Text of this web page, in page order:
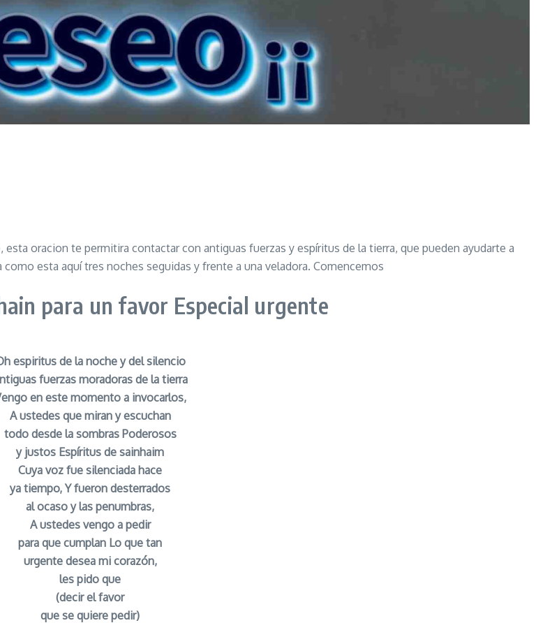
oracion te permitira contactar con antiguas fuerzas y espíritus de la tierra, que pueden ayudarte a
esta aquí tres noches seguidas y frente a una veladora. Comencemos
para un favor Especial urgente
espiritus de la noche y del silencio
fuerzas moradoras de la tierra
en este momento a invocarlos,
A ustedes que miran y escuchan
todo desde la sombras Poderosos
y justos Espíritus de sainhaim
Cuya voz fue silenciada hace
ya tiempo, Y fueron desterrados
al ocaso y las penumbras,
A ustedes vengo a pedir
para que cumplan Lo que tan
urgente desea mi corazón,
les pido que
(decir el favor
que se quiere pedir)